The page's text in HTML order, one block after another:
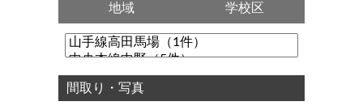
地域 学校区
間取り・写真